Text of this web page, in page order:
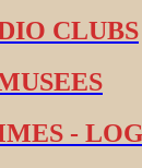
CLUBS
-